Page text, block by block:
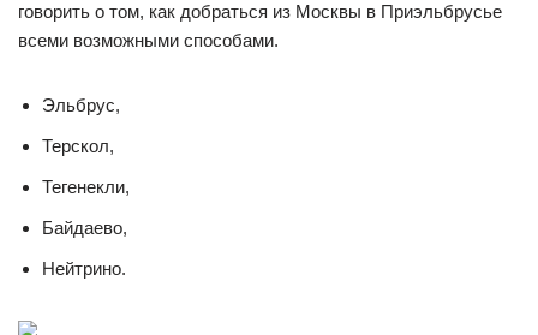
говорить о том, как добраться из Москвы в Приэльбрусье
всеми возможными способами.
Эльбрус,
Терскол,
Тегенекли,
Байдаево,
Нейтрино.